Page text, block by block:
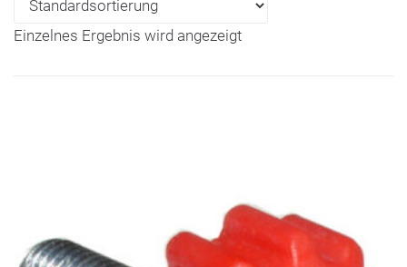
Einzelnes Ergebnis wird angezeigt